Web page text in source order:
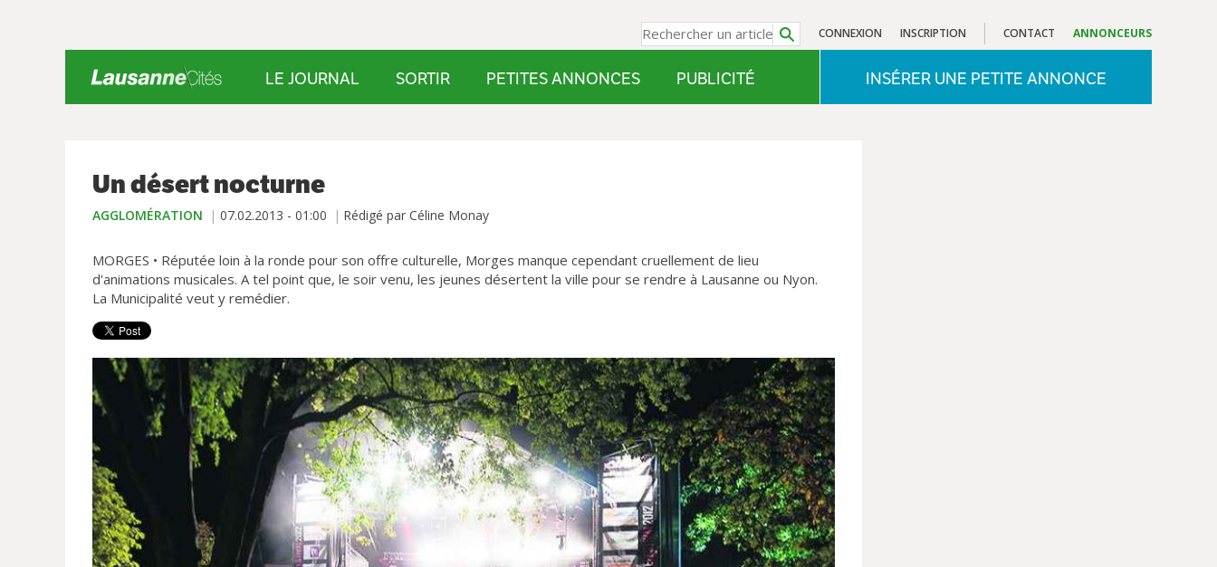
CONTACT ANNONCEURS
CONNEXION INSCRIPTION
LE JOURNAL SORTIR PETITES ANNONCES PUBLICITÉ INSÉRER UNE PETITE ANNONCE
Un désert nocturne
AGGLOMÉRATION 07.02.2013 - 01:00 Rédigé par Céline Monay
MORGES • Réputée loin à la ronde pour son offre culturelle, Morges manque cependant cruellement de lieu
d'animations musicales. A tel point que, le soir venu, les jeunes désertent la ville pour se rendre à Lausanne ou Nyon.
La Municipalité veut y remédier.